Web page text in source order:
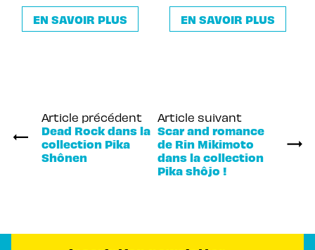
EN SAVOIR PLUS EN SAVOIR PLUS
Article précédent
Dead Rock dans la
collection Pika
Shônen
Article suivant
Scar and romance
de Rin Mikimoto
dans la collection
Pika shôjo !